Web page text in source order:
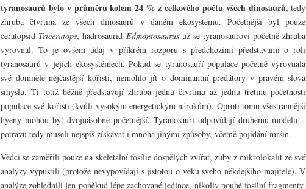
tyranosaurů bylo v průměru kolem 24 % z celkového počtu všech dinosaurů, tedy
zhruba čtvrtina ze všech dinosaurů v daném ekosystému. Početnější byl pouze
ceratopsid Triceratops, hadrosaurid Edmontosaurus už se tyranosaurovi početně zhruba
vyrovnal. To je ovšem údaj v příkrém rozporu s předchozími představami o roli
tyranosaurů v jejich ekosystémech. Pokud se tyranosauří populace početně vyrovnala
své domnělé nejčastější kořisti, nemohlo jít o dominantní predátory v pravém slova
smyslu. Ti totiž běžně představují zhruba jednu čtvrtinu až jednu třetinu početnosti
populace své kořisti (kvůli vysokým energetickým nárokům). Oproti tomu všestrannější
hyeny mohou být dvojnásobně početnější. Tyranosauři odpovídají druhému modelu –
potravu tedy museli nejspíš získávat i mnoha jinými způsoby, včetně pojídání mršin.
Vědci se zaměřili pouze na skeletální fosílie dospělých zvířat, zuby z mikrolokalit ze své
analýzy vypustili (protože nevypovídají s jistotou o věku svého někdejšího majitele). V
analýze zohlednili jen poněkud lépe zachované jedince, nikoliv pouhé fosilní fragmenty.